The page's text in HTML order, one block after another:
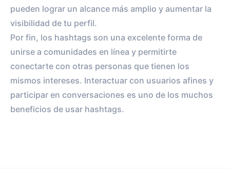
pueden lograr un alcance más amplio y aumentar la
visibilidad de tu perfil.
Por fin, los hashtags son una excelente forma de
unirse a comunidades en línea y permitirte
conectarte con otras personas que tienen los
mismos intereses. Interactuar con usuarios afines y
participar en conversaciones es uno de los muchos
beneficios de usar hashtags.